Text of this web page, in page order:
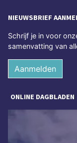
NIEUWSBRIEF
Schrijf je in voor
samenvatting van
Aanmelden
ONLINE DAGBLADEN